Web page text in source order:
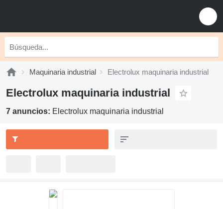
Maquinaria industrial Electrolux maquinaria industrial
Electrolux maquinaria industrial
7 anuncios: Electrolux maquinaria industrial